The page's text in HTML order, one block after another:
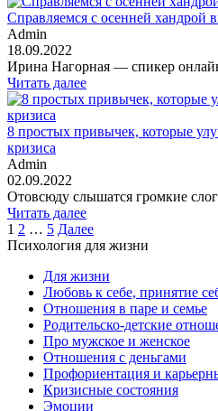
Справляемся с осенней хандрой
Admin
18.09.2022
Ирина Нагорная — спикер
Читать далее
8 простых привычек, которые
кризиса
Admin
02.09.2022
Отовсюду слышатся громкие
Читать далее
Пагинация
записей
1 2 … 5 Далее
Психология для жизни
Для жизни
Любовь к себе, принятие
Отношения в паре и семье
Родительско-детские
Про мужское и женское
Отношения с деньгами
Профориентация и
Кризисные состояния
Эмоции